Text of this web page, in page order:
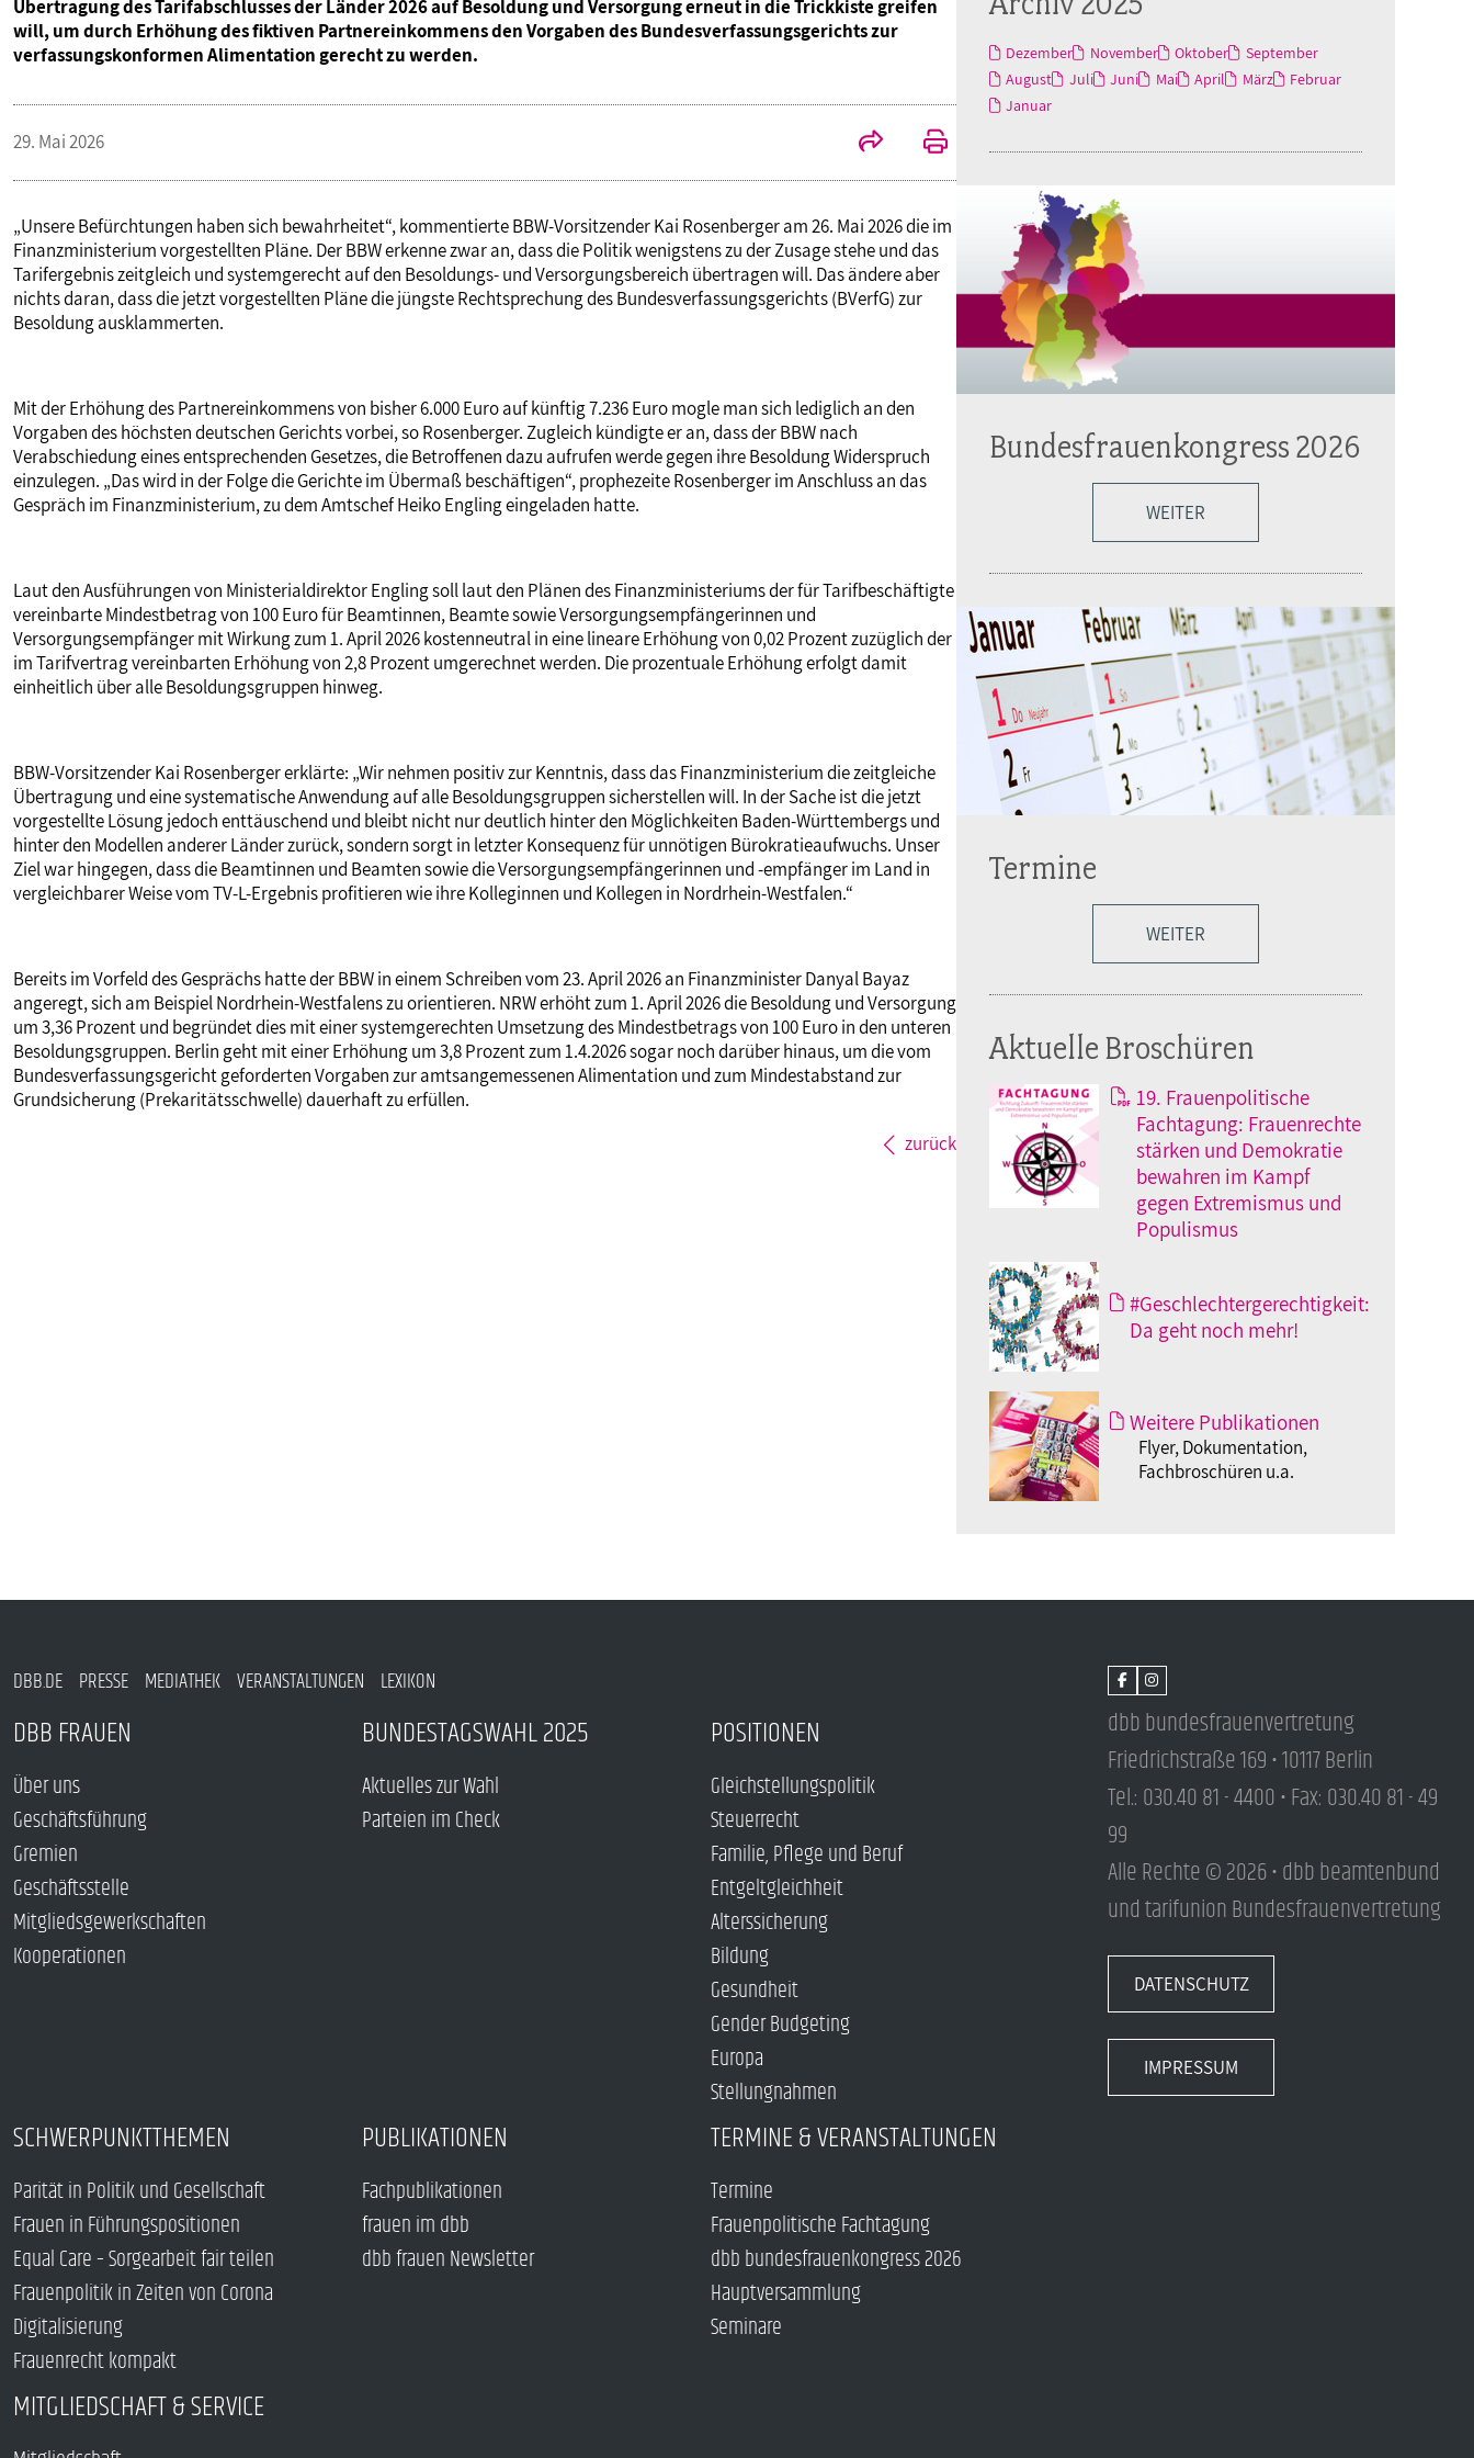
Mitgliedsgewerkschaften
Kooperationen
Alterssicherung
Bildung
Gesundheit
Gender Budgeting
Stellungnahmen
Digitalisierung
Frauenrecht kompakt
PUBLIKATIONEN
TERMINE & VERANSTALTUNGEN
Seminare
MITGLIEDSCHAFT & SERVICE
Akademie
Verlag
Übertragung des Tarifabschlusses der Länder 2026 auf Besoldung und Versorgung erneut in die Trickkiste greifen
will, um durch Erhöhung des fiktiven Partnereinkommens den Vorgaben des Bundesverfassungsgerichts zur
verfassungskonformen Alimentation gerecht zu werden.
29. Mai 2026
„Unsere Befürchtungen haben sich bewahrheitet“, kommentierte BBW-Vorsitzender Kai Rosenberger am 26. Mai 2026 die im
Finanzministerium vorgestellten Pläne. Der BBW erkenne zwar an, dass die Politik wenigstens zu der Zusage stehe und das
Tarifergebnis zeitgleich und systemgerecht auf den Besoldungs- und Versorgungsbereich übertragen will. Das ändere aber
nichts daran, dass die jetzt vorgestellten Pläne die jüngste Rechtsprechung des Bundesverfassungsgerichts (BVerfG) zur
Besoldung ausklammerten.
Mit der Erhöhung des Partnereinkommens von bisher 6.000 Euro auf künftig 7.236 Euro mogle man sich lediglich an den
Vorgaben des höchsten deutschen Gerichts vorbei, so Rosenberger. Zugleich kündigte er an, dass der BBW nach
Verabschiedung eines entsprechenden Gesetzes, die Betroffenen dazu aufrufen werde gegen ihre Besoldung Widerspruch
einzulegen. „Das wird in der Folge die Gerichte im Übermaß beschäftigen“, prophezeite Rosenberger im Anschluss an das
Gespräch im Finanzministerium, zu dem Amtschef Heiko Engling eingeladen hatte.
Laut den Ausführungen von Ministerialdirektor Engling soll laut den Plänen des Finanzministeriums der für Tarifbeschäftigte
vereinbarte Mindestbetrag von 100 Euro für Beamtinnen, Beamte sowie Versorgungsempfängerinnen und
Versorgungsempfänger mit Wirkung zum 1. April 2026 kostenneutral in eine lineare Erhöhung von 0,02 Prozent zuzüglich der
im Tarifvertrag vereinbarten Erhöhung von 2,8 Prozent umgerechnet werden. Die prozentuale Erhöhung erfolgt damit
einheitlich über alle Besoldungsgruppen hinweg.
BBW-Vorsitzender Kai Rosenberger erklärte: „Wir nehmen positiv zur Kenntnis, dass das Finanzministerium die zeitgleiche
Übertragung und eine systematische Anwendung auf alle Besoldungsgruppen sicherstellen will. In der Sache ist die jetzt
vorgestellte Lösung jedoch enttäuschend und bleibt nicht nur deutlich hinter den Möglichkeiten Baden-Württembergs und
hinter den Modellen anderer Länder zurück, sondern sorgt in letzter Konsequenz für unnötigen Bürokratieaufwuchs. Unser
Ziel war hingegen, dass die Beamtinnen und Beamten sowie die Versorgungsempfängerinnen und -empfänger im Land in
vergleichbarer Weise vom TV-L-Ergebnis profitieren wie ihre Kolleginnen und Kollegen in Nordrhein-Westfalen.“
Bereits im Vorfeld des Gesprächs hatte der BBW in einem Schreiben vom 23. April 2026 an Finanzminister Danyal Bayaz
angeregt, sich am Beispiel Nordrhein-Westfalens zu orientieren. NRW erhöht zum 1. April 2026 die Besoldung und Versorgung
um 3,36 Prozent und begründet dies mit einer systemgerechten Umsetzung des Mindestbetrags von 100 Euro in den unteren
Besoldungsgruppen. Berlin geht mit einer Erhöhung um 3,8 Prozent zum 1.4.2026 sogar noch darüber hinaus, um die vom
Bundesverfassungsgericht geforderten Vorgaben zur amtsangemessenen Alimentation und zum Mindestabstand zur
Grundsicherung (Prekaritätsschwelle) dauerhaft zu erfüllen.
zurück
Dezember November Oktober
September
August
Juli Juni Mai April März
Februar
Januar
Bundesfrauenkongress 2026
WEITER
Termine
WEITER
Aktuelle Broschüren
19. Frauenpolitische
Fachtagung: Frauenrechte
stärken und Demokratie
bewahren im Kampf
gegen Extremismus und
Populismus
#Geschlechtergerechtigkeit:
Da geht noch mehr!
Weitere Publikationen
Flyer, Dokumentation,
Fachbroschüren u.a.
DBB.DE PRESSE MEDIATHEK VERANSTALTUNGEN LEXIKON
DBB FRAUEN
Über uns
Geschäftsführung
Gremien
Geschäftsstelle
Mitgliedsgewerkschaften
Kooperationen
BUNDESTAGSWAHL 2025
Aktuelles zur Wahl
Parteien im Check
POSITIONEN
Gleichstellungspolitik
Steuerrecht
Familie, Pflege und Beruf
Entgeltgleichheit
Alterssicherung
Bildung
Gesundheit
Gender Budgeting
Europa
Stellungnahmen
SCHWERPUNKTTHEMEN
Parität in Politik und Gesellschaft
Frauen in Führungspositionen
Equal Care – Sorgearbeit fair teilen
Frauenpolitik in Zeiten von Corona
Digitalisierung
Frauenrecht kompakt
PUBLIKATIONEN
Fachpublikationen
frauen im dbb
dbb frauen Newsletter
TERMINE & VERANSTALTUNGEN
Termine
Frauenpolitische Fachtagung
dbb bundesfrauenkongress 2026
Hauptversammlung
Seminare
MITGLIEDSCHAFT & SERVICE
dbb bundesfrauenvertretung
Friedrichstraße 169 • 10117 Berlin
Tel.: 030.40 81 - 4400 • Fax: 030.40 81 - 49
99
Alle Rechte © 2026 • dbb beamtenbund
und tarifunion Bundesfrauenvertretung
DATENSCHUTZ
IMPRESSUM